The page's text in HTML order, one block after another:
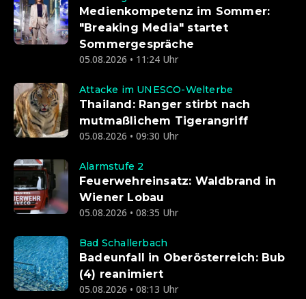
Medienkompetenz im Sommer:
"Breaking Media" startet
Sommergespräche
05.08.2026 • 11:24 Uhr
Attacke im UNESCO-Welterbe
Thailand: Ranger stirbt nach
mutmaßlichem Tigerangriff
05.08.2026 • 09:30 Uhr
Alarmstufe 2
Feuerwehreinsatz: Waldbrand in
Wiener Lobau
05.08.2026 • 08:35 Uhr
Bad Schallerbach
Badeunfall in Oberösterreich: Bub
(4) reanimiert
05.08.2026 • 08:13 Uhr